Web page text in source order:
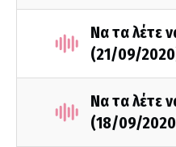
Να τα λέτε
(21/09/
Να τα λέτε
(18/09/